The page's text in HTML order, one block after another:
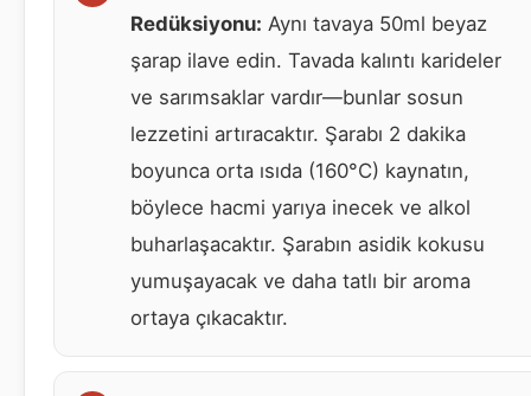
Redüksiyonu: Aynı tavaya 50ml beyaz
şarap ilave edin. Tavada kalıntı karideler
ve sarımsaklar vardır—bunlar sosun
lezzetini artıracaktır. Şarabı 2 dakika
boyunca orta ısıda (160°C) kaynatın,
böylece hacmi yarıya inecek ve alkol
buharlaşacaktır. Şarabın asidik kokusu
yumuşayacak ve daha tatlı bir aroma
ortaya çıkacaktır.